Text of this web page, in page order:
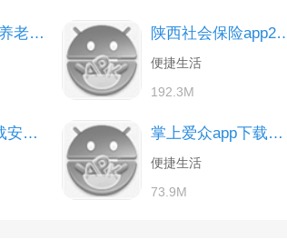
新疆智慧人社养老认证下载app 陕西社会保险app2026最新版
便捷生活
192.3M
湘医保app下载安装最新版本 掌上爱众app下载安装广安
便捷生活
73.9M